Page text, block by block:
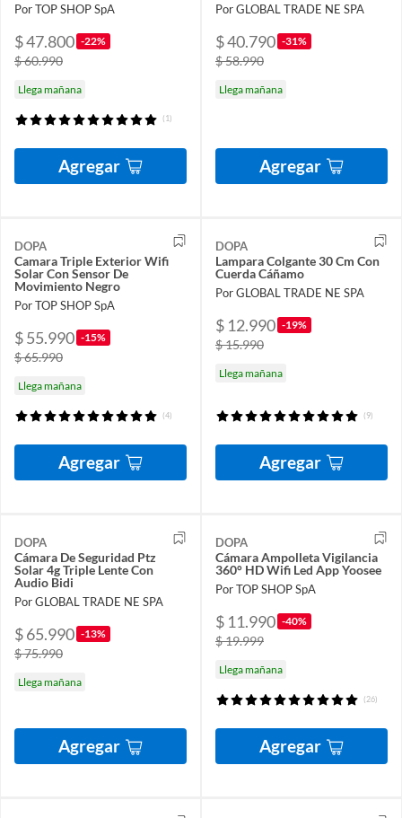
Por TOP SHOP SpA
$ 47.800 -22%
$ 60.990
Llega mañana
(1)
Agregar
Por GLOBAL TRADE NE SPA
$ 40.790 -31%
$ 58.990
Llega mañana
Agregar
DOPA
Camara Triple Exterior Wifi
Solar Con Sensor De
Movimiento Negro
Por TOP SHOP SpA
$ 55.990 -15%
$ 65.990
Llega mañana
(4)
Agregar
DOPA
Lampara Colgante 30 Cm Con
Cuerda Cáñamo
Por GLOBAL TRADE NE SPA
$ 12.990 -19%
$ 15.990
Llega mañana
(9)
Agregar
DOPA
Cámara De Seguridad Ptz
Solar 4g Triple Lente Con
Audio Bidi
Por GLOBAL TRADE NE SPA
$ 65.990 -13%
$ 75.990
Llega mañana
Agregar
DOPA
Cámara Ampolleta Vigilancia
360° HD Wifi Led App Yoosee
Por TOP SHOP SpA
$ 11.990 -40%
$ 19.999
Llega mañana
(26)
Agregar